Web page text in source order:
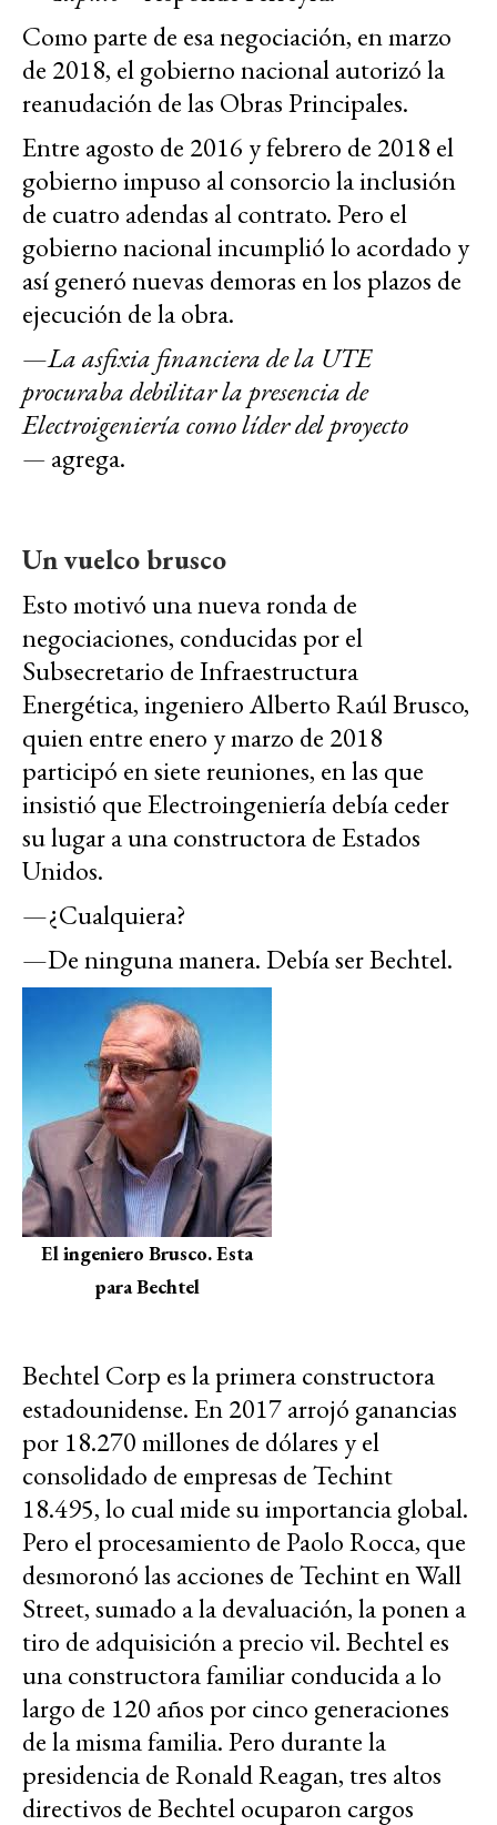
Como parte de esa negociación, en marzo
de 2018, el gobierno nacional autorizó la
reanudación de las Obras Principales.
Entre agosto de 2016 y febrero de 2018 el
gobierno impuso al consorcio la inclusión
de cuatro adendas al contrato. Pero el
gobierno nacional incumplió lo acordado y
así generó nuevas demoras en los plazos de
ejecución de la obra.
—La asfixia financiera de la UTE
procuraba debilitar la presencia de
Electroigeniería como líder del proyecto
—agrega.
Un vuelco brusco
Esto motivó una nueva ronda de
negociaciones, conducidas por el
Subsecretario de Infraestructura
Energética, ingeniero Alberto Raúl Brusco,
quien entre enero y marzo de 2018
participó en siete reuniones, en las que
insistió que Electroingeniería debía ceder
su lugar a una constructora de Estados
Unidos.
—¿Cualquiera?
—De ninguna manera. Debía ser Bechtel.
El ingeniero Brusco. Esta
para Bechtel
Bechtel Corp es la primera constructora
estadounidense. En 2017 arrojó ganancias
por 18.270 millones de dólares y el
consolidado de empresas de Techint
18.495, lo cual mide su importancia global.
Pero el procesamiento de Paolo Rocca, que
desmoronó las acciones de Techint en Wall
Street, sumado a la devaluación, la ponen a
tiro de adquisición a precio vil. Bechtel es
una constructora familiar conducida a lo
largo de 120 años por cinco generaciones
de la misma familia. Pero durante la
presidencia de Ronald Reagan, tres altos
directivos de Bechtel ocuparon cargos